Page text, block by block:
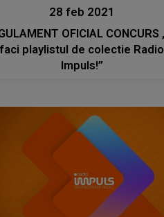
28 feb 2021
OFICIAL CONCURS „Tu
faci playlistul de colectie Radio
Impuls!”